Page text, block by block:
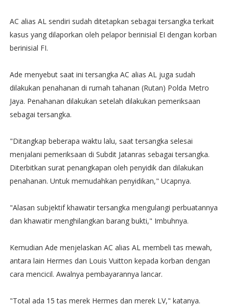
AC alias AL sendiri sudah ditetapkan sebagai tersangka terkait
kasus yang dilaporkan oleh pelapor berinisial EI dengan korban
berinisial FI.
Ade menyebut saat ini tersangka AC alias AL juga sudah
dilakukan penahanan di rumah tahanan (Rutan) Polda Metro
Jaya. Penahanan dilakukan setelah dilakukan pemeriksaan
sebagai tersangka.
"Ditangkap beberapa waktu lalu, saat tersangka selesai
menjalani pemeriksaan di Subdit Jatanras sebagai tersangka.
Diterbitkan surat penangkapan oleh penyidik dan dilakukan
penahanan. Untuk memudahkan penyidikan," Ucapnya.
"Alasan subjektif khawatir tersangka mengulangi perbuatannya
dan khawatir menghilangkan barang bukti," Imbuhnya.
Kemudian Ade menjelaskan AC alias AL membeli tas mewah,
antara lain Hermes dan Louis Vuitton kepada korban dengan
cara mencicil. Awalnya pembayarannya lancar.
"Total ada 15 tas merek Hermes dan merek LV," katanya.